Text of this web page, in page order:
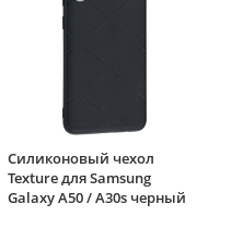
Силиконовый чехол
Texture для Samsung
Galaxy A50 / A30s черный